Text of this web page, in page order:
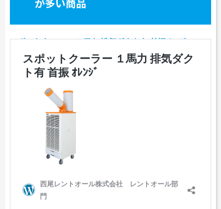
スポットクーラー １馬力 排気ダクト有 首振 ｵﾚﾝｼﾞ